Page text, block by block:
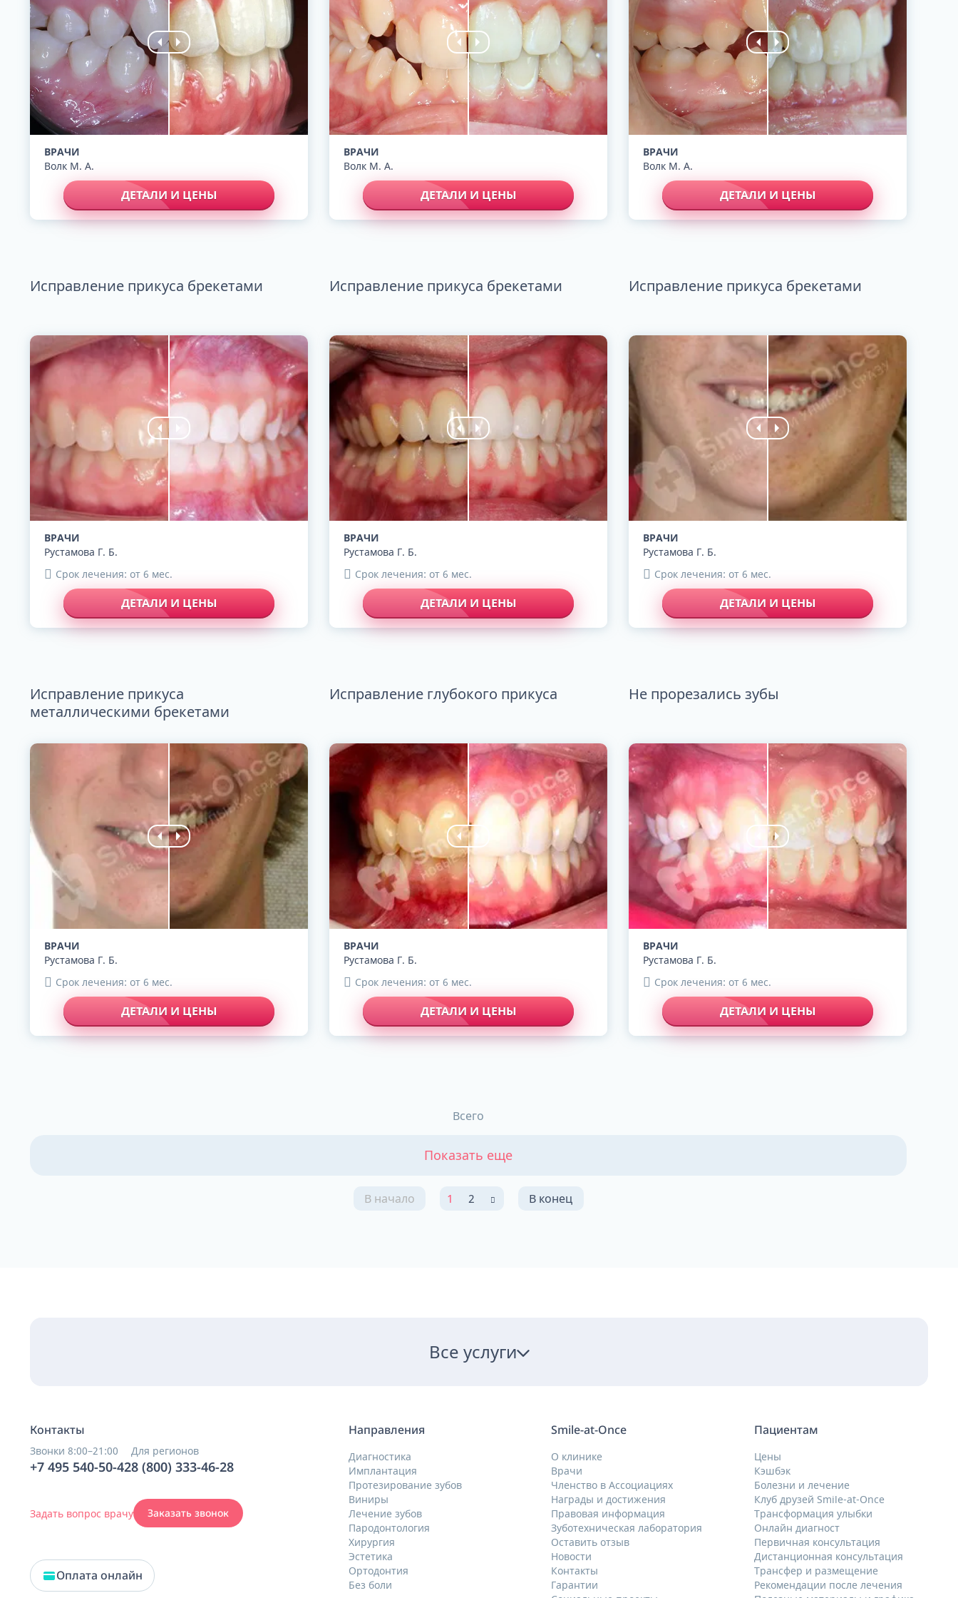
ВРАЧИ
Волк М. А.
ДЕТАЛИ И ЦЕНЫ
ВРАЧИ
Волк М. А.
ДЕТАЛИ И ЦЕНЫ
ВРАЧИ
Волк М. А.
ДЕТАЛИ И ЦЕНЫ
Исправление прикуса брекетами
ВРАЧИ
Рустамова Г. Б.
Срок лечения: от 6 мес.
ДЕТАЛИ И ЦЕНЫ
Исправление прикуса брекетами
ВРАЧИ
Рустамова Г. Б.
Срок лечения: от 6 мес.
ДЕТАЛИ И ЦЕНЫ
Исправление прикуса брекетами
ВРАЧИ
Рустамова Г. Б.
Срок лечения: от 6 мес.
ДЕТАЛИ И ЦЕНЫ
Исправление прикуса
металлическими брекетами
ВРАЧИ
Рустамова Г. Б.
Срок лечения: от 6 мес.
ДЕТАЛИ И ЦЕНЫ
Исправление глубокого прикуса
ВРАЧИ
Рустамова Г. Б.
Срок лечения: от 6 мес.
ДЕТАЛИ И ЦЕНЫ
Не прорезались зубы
ВРАЧИ
Рустамова Г. Б.
Срок лечения: от 6 мес.
ДЕТАЛИ И ЦЕНЫ
Всего
Показать еще
В начало 1 2 В конец
Все услуги
Контакты
Звонки 8:00–21:00
+7 495 540-50-42
Для регионов
8 (800) 333-46-28
Задать вопрос врачу Заказать звонок
Оплата онлайн
Направления
Диагностика
Имплантация
Протезирование зубов
Виниры
Лечение зубов
Пародонтология
Хирургия
Эстетика
Ортодонтия
Без боли
Smile-at-Once
О клинике
Врачи
Членство в Ассоциациях
Награды и достижения
Правовая информация
Зуботехническая лаборатория
Оставить отзыв
Новости
Контакты
Гарантии
Пациентам
Цены
Кэшбэк
Болезни и лечение
Клуб друзей Smile-at-Once
Трансформация улыбки
Онлайн диагност
Первичная консультация
Дистанционная консультация
Трансфер и размещение
Рекомендации после лечения